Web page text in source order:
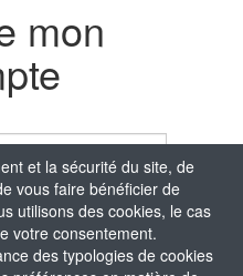
et la sécurité du site, de
vous faire bénéficier de
utilisons des cookies, le cas
votre consentement.
des typologies de cookies
mon